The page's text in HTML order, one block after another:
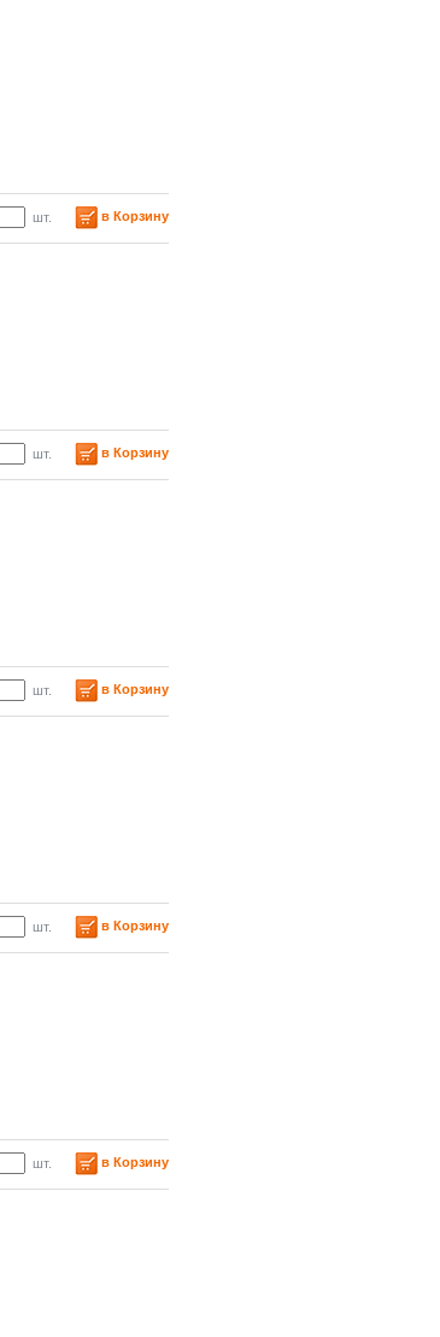
шт. в Корзину
шт. в Корзину
шт. в Корзину
шт. в Корзину
шт. в Корзину